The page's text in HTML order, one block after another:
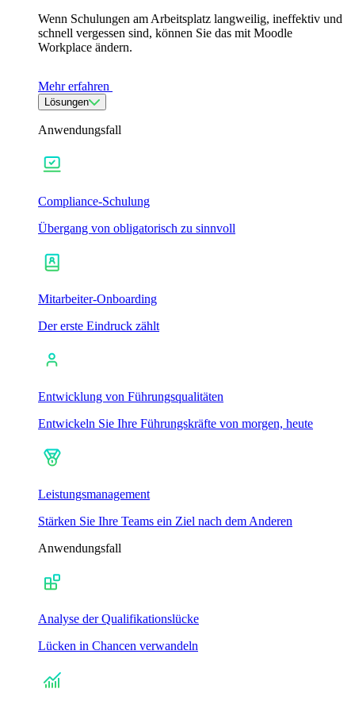
Wenn Schulungen am Arbeitsplatz langweilig, ineffektiv und
schnell vergessen sind, können Sie das mit Moodle
Workplace ändern.
Mehr erfahren
Lösungen
Anwendungsfall
Compliance-Schulung
Übergang von obligatorisch zu sinnvoll
Mitarbeiter-Onboarding
Der erste Eindruck zählt
Entwicklung von Führungsqualitäten
Entwickeln Sie Ihre Führungskräfte von morgen, heute
Leistungsmanagement
Stärken Sie Ihre Teams ein Ziel nach dem Anderen
Anwendungsfall
Analyse der Qualifikationslücke
Lücken in Chancen verwandeln